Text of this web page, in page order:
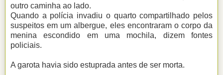
outro caminha ao lado.
Quando a polícia invadiu o quarto compartilhado pelos
suspeitos em um albergue, eles encontraram o corpo da
menina escondido em uma mochila, dizem fontes
policiais.
A garota havia sido estuprada antes de ser morta.